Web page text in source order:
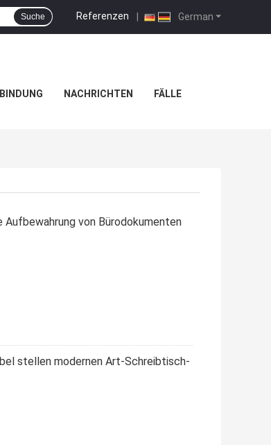
German
Referenzen |
Suche
NACHRICHTEN FÄLLE
von Bürodokumenten
stellen modernen Art-Schreibtisch-